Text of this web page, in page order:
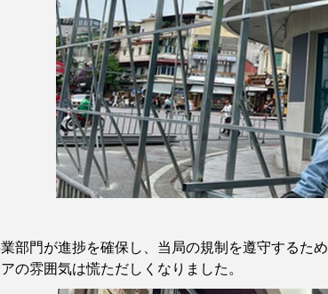
部門が進捗を確保し、当局の規制を遵守するた
の雰囲気は慌ただしくなりました。